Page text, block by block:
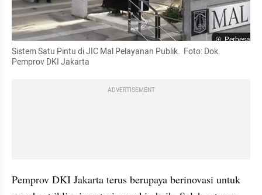
Perbesar
Sistem Satu Pintu di JIC Mal Pelayanan Publik.  Foto: Dok.
Pemprov DKI Jakarta
ADVERTISEMENT
Pemprov DKI Jakarta terus berupaya berinovasi untuk